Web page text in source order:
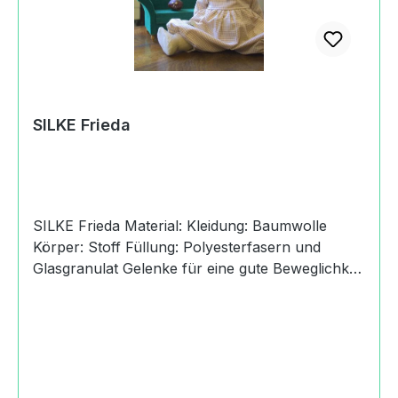
Spielgefährtin. Produktdaten und Details zu
SILKE Gerda:HerkunftHandmade in Germany
SILKE Frieda
SILKE Frieda Material: Kleidung: Baumwolle
Körper: Stoff Füllung: Polyesterfasern und
Glasgranulat Gelenke für eine gute Beweglichkeit